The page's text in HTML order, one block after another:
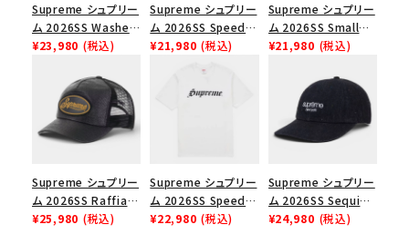
並び順
円 ～
円
在庫のない商品を表示する
絞り込んで検索する
Supreme シュプリー
ム 2026SS Washed
Chino Twill Camp
ノツイル キャンプキャ
ップ ブラック
¥23,980 (税込)
Supreme シュプリー
ム 2026SS Speed
Tee スピードTシャツ
¥21,980 (税込)
Supreme シュプリー
ム 2026SS Small
Box Tee スモールボ
¥21,980 (税込)
Supreme シュプリー
ム 2026SS Raffia
Mesh Back 5-Panel
¥25,980 (税込)
Supreme シュプリー
ム 2026SS Speed
Tee スピードTシャツ
¥22,980 (税込)
Supreme シュプリー
ム 2026SS Sequin
Denim Classic
¥24,980 (税込)